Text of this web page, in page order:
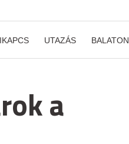
UTAZÁS BALATON
a